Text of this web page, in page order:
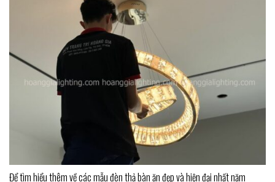
Để tìm hiểu thêm về các mẫu đèn thả bàn ăn đẹp và hiện đại nhất năm